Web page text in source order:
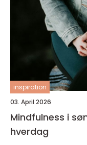
inspiration
03. April 2026
Mindfulness i
hverdag